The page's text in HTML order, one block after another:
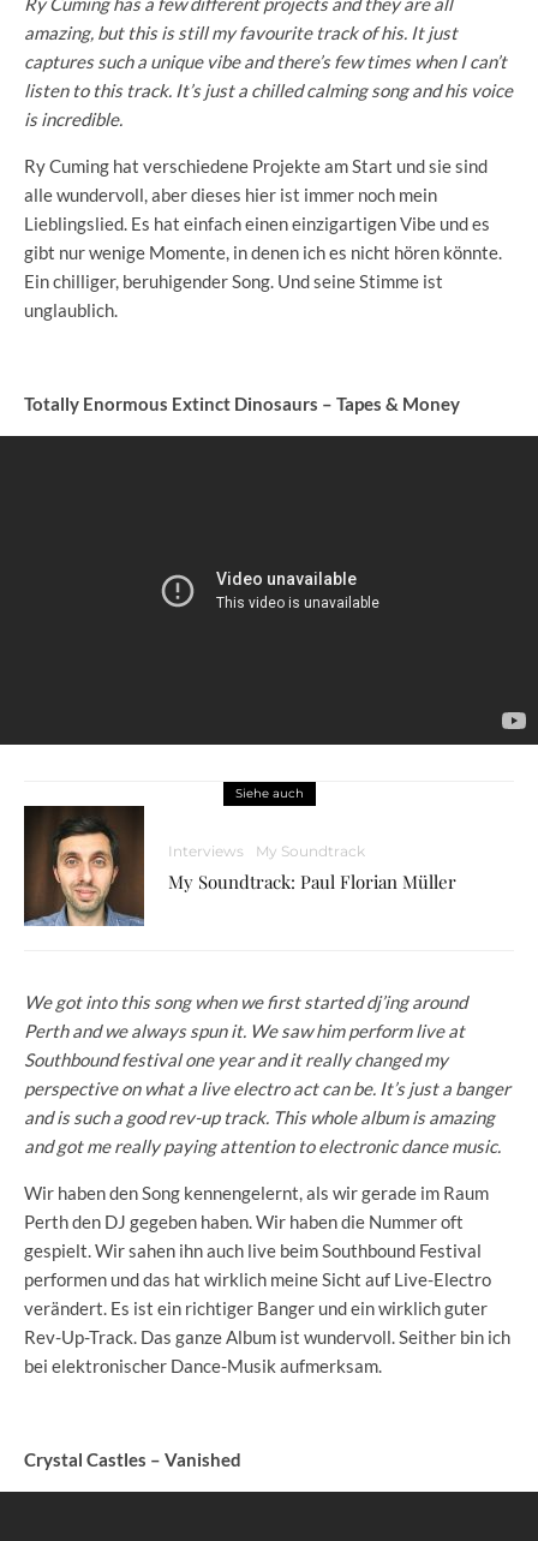
amazing, but this is still my favourite track of his. It just
captures such a unique vibe and there’s few times when I can’t
listen to this track. It’s just a chilled calming song and his voice
is incredible.
Ry Cuming hat verschiedene Projekte am Start und sie sind
alle wundervoll, aber dieses hier ist immer noch mein
Lieblingslied. Es hat einfach einen einzigartigen Vibe und es
gibt nur wenige Momente, in denen ich es nicht hören könnte.
Ein chilliger, beruhigender Song. Und seine Stimme ist
unglaublich.
Totally Enormous Extinct Dinosaurs – Tapes & Money
Siehe auch
Interviews My Soundtrack
My Soundtrack: Paul Florian Müller
We got into this song when we first started dj’ing around
Perth and we always spun it. We saw him perform live at
Southbound festival one year and it really changed my
perspective on what a live electro act can be. It’s just a banger
and is such a good rev-up track. This whole album is amazing
and got me really paying attention to electronic dance music.
Wir haben den Song kennengelernt, als wir gerade im Raum
Perth den DJ gegeben haben. Wir haben die Nummer oft
gespielt. Wir sahen ihn auch live beim Southbound Festival
performen und das hat wirklich meine Sicht auf Live-Electro
verändert. Es ist ein richtiger Banger und ein wirklich guter
Rev-Up-Track. Das ganze Album ist wundervoll. Seither bin ich
bei elektronischer Dance-Musik aufmerksam.
Crystal Castles – Vanished